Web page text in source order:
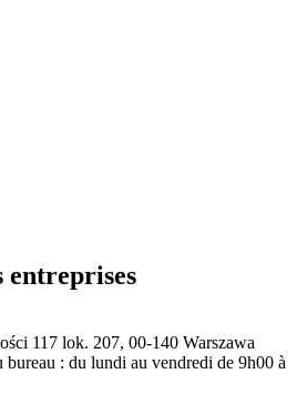
entreprises
117 lok. 207, 00-140 Warszawa
bureau : du lundi au vendredi de 9h00 à